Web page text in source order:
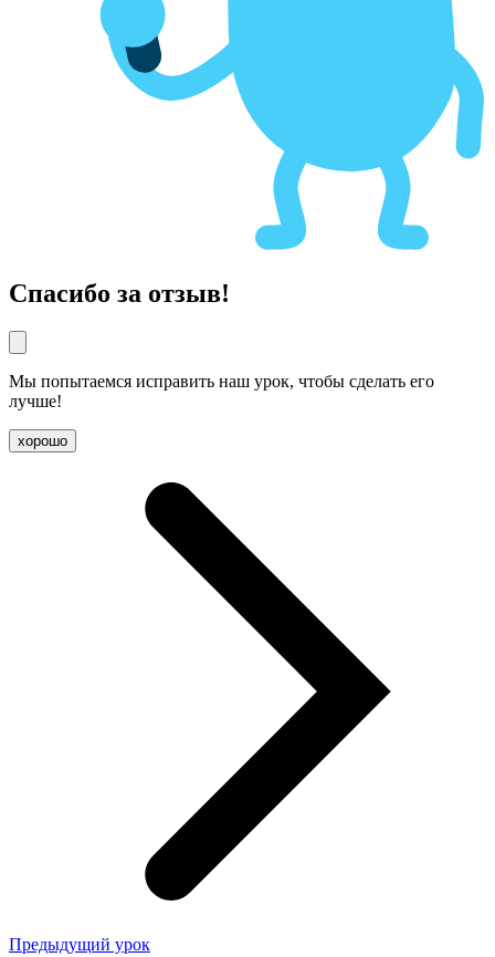
Спасибо за отзыв!
Мы попытаемся исправить наш урок, чтобы сделать его
лучше!
хорошо
Предыдущий урок